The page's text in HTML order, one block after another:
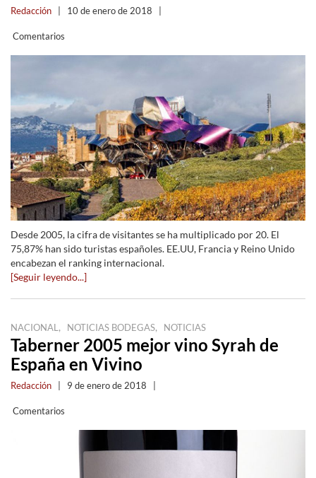
Redacción 10 de enero de 2018
Comentarios
Desde 2005, la cifra de visitantes se ha multiplicado por 20. El
75,87% han sido turistas españoles. EE.UU, Francia y Reino Unido
encabezan el ranking internacional.
[Seguir leyendo...]
NACIONAL, NOTICIAS BODEGAS, NOTICIAS
Taberner 2005 mejor vino Syrah de
España en Vivino
Redacción 9 de enero de 2018
Comentarios